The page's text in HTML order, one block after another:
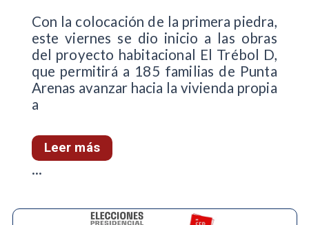
Con la colocación de la primera piedra,
este viernes se dio inicio a las obras
del proyecto habitacional El Trébol D,
que permitirá a 185 familias de Punta
Arenas avanzar hacia la vivienda propia
a
Leer más
...